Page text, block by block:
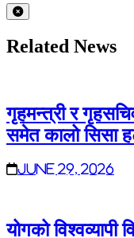
Related News
गृहमन्त्री र
समेत कालो सिसा
June 29, 2026
योगको